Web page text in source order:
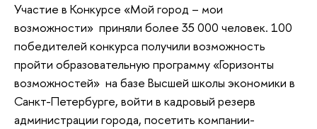
Участие в Конкурсе «Мой город – мои
возможности» приняли более 35 000 человек. 100
победителей конкурса получили возможность
пройти образовательную программу «Горизонты
возможностей» на базе Высшей школы экономики в
Санкт-Петербурге, войти в кадровый резерв
администрации города, посетить компании-